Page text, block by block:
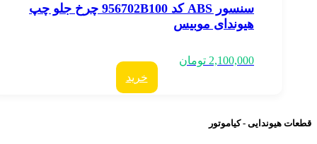
سنسور ABS کد 956702B100 چرخ جلو چپ
هیوندای موبیس
2,100,000 تومان
خرید
هیوندایی - کیاموتور